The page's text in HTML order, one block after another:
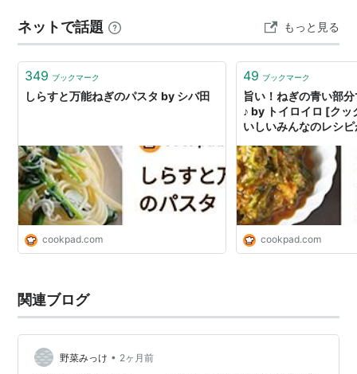
には万能ねぎが一番コスパが良いように思います。 何度
でも伸びるし、室内なら年中採れますからね。 （ただし
真夏で暑過ぎるとダメにな…
ネットで話題 もっと見る
349 ブックマーク
しらすと万能ねぎのパスタ by シバ田
cookpad.com
49 ブックマーク
旨い！ねぎの青い部
♪ by トイロイロ [ク
いしいみんなのレシ
cookpad.com
関連ブログ
野菜みっけ • 2ヶ月前